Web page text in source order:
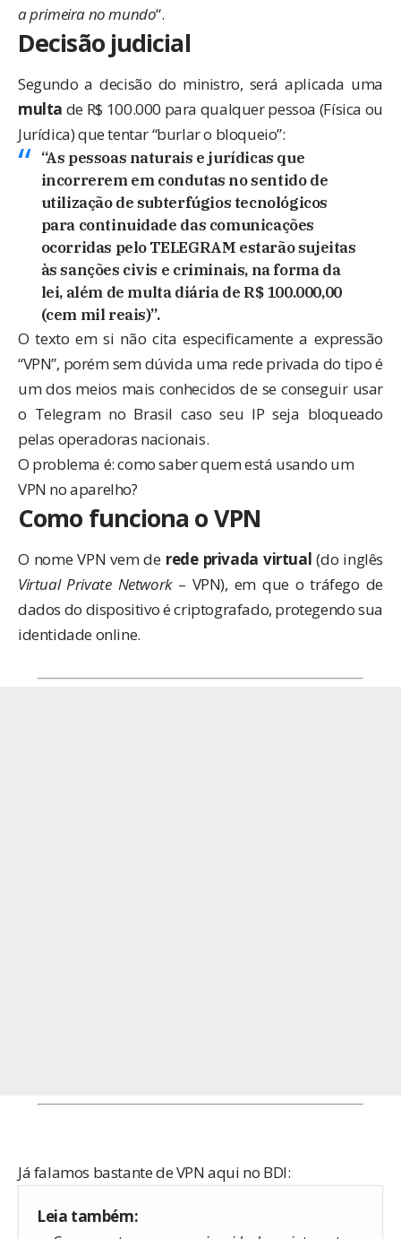
a primeira no mundo“.
Decisão judicial
Segundo a decisão do ministro, será aplicada uma
multa de R$ 100.000 para qualquer pessoa (Física ou
Jurídica) que tentar “burlar o bloqueio”:
“As pessoas naturais e jurídicas que
incorrerem em condutas no sentido de
utilização de subterfúgios tecnológicos
para continuidade das comunicações
ocorridas pelo TELEGRAM estarão sujeitas
às sanções civis e criminais, na forma da
lei, além de multa diária de R$ 100.000,00
(cem mil reais)”.
O texto em si não cita especificamente a expressão
“VPN”, porém sem dúvida uma rede privada do tipo é
um dos meios mais conhecidos de se conseguir usar
o Telegram no Brasil caso seu IP seja bloqueado
pelas operadoras nacionais.
O problema é: como saber quem está usando um
VPN no aparelho?
Como funciona o VPN
O nome VPN vem de rede privada virtual (do inglês
Virtual Private Network– VPN), em que o tráfego de
dados do dispositivo é criptografado, protegendo sua
identidade online.
Já falamos bastante de VPN aqui no BDI:
Leia também: